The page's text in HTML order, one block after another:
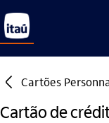
seta_esquerda Cartões
Cartão de